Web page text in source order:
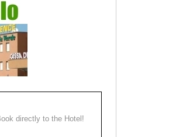
directly to the Hotel!